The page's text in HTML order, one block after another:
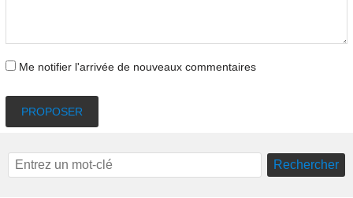
Me notifier l'arrivée de nouveaux commentaires
PROPOSER
Rechercher